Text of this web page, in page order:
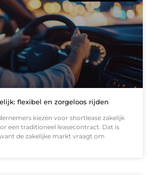
flexibel en zorgeloos rijden
kiezen voor shortlease zakelijk
een traditioneel leasecontract. Dat is
de zakelijke markt vraagt om